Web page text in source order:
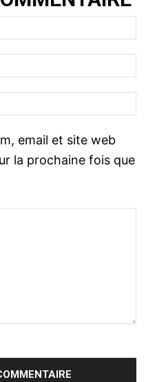
o
:m
ii
email et site web
la prochaine fois que